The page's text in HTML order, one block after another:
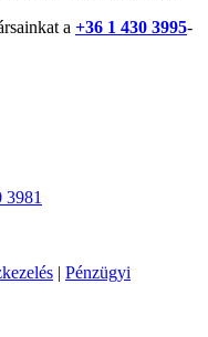
a +36 1 430 3995-
3981
| Pénzügyi